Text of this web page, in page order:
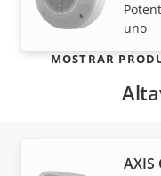
uno
AXIS
MOSTRAR